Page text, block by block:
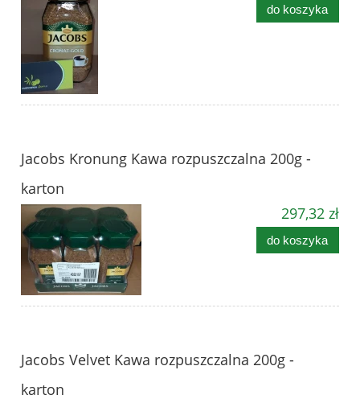
do koszyka
Jacobs Kronung Kawa rozpuszczalna 200g -
karton
297,32 zł
do koszyka
Jacobs Velvet Kawa rozpuszczalna 200g -
karton